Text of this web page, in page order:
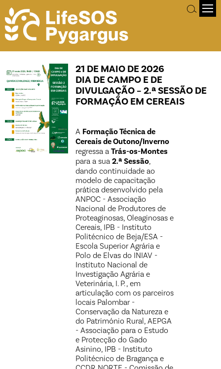
21 DE MAIO DE 2026
DIA DE CAMPO E DE
DIVULGAÇÃO – 2.ª SESSÃO DE
FORMAÇÃO EM CEREAIS
A Formação Técnica de
Cereais de Outono/Inverno
regressa aTrás-os-Montes
para a sua2.ª Sessão,
dando continuidade ao
modelo de capacitação
prática desenvolvido pela
ANPOC - Associação
Nacional de Produtores de
Proteaginosas, Oleaginosas e
Cereais, IPB - Instituto
Politécnico de Beja/ESA -
Escola Superior Agrária e
Polo de Elvas do INIAV -
Instituto Nacional de
Investigação Agrária e
Veterinária, I. P. , em
articulação com os parceiros
locais Palombar -
Conservação da Natureza e
do Património Rural, AEPGA
- Associação para o Estudo
e Protecção do Gado
Asinino, IPB - Instituto
Politécnico de Bragança e